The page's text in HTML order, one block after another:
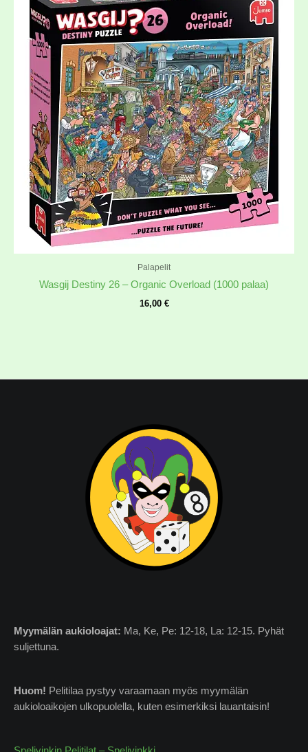
Palapelit
Wasgij Destiny 26 – Organic Overload (1000 palaa)
16,00 €
Myymälän aukioloajat: Ma, Ke, Pe: 12-18, La: 12-15. Pyhät
suljettuna.
Huom! Pelitilaa pystyy varaamaan myös myymälän
aukioloaikojen ulkopuolella, kuten esimerkiksi lauantaisin!